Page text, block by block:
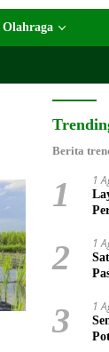
Olahraga
Berita
1 1
2 1
3 1